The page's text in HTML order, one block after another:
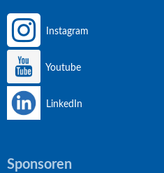
Instagram
Youtube
LinkedIn
Sponsoren